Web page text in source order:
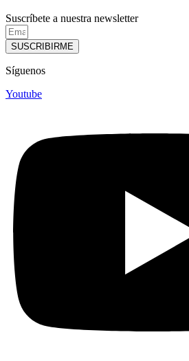
Suscríbete a nuestra newsletter
SUSCRIBIRME
Síguenos
Youtube